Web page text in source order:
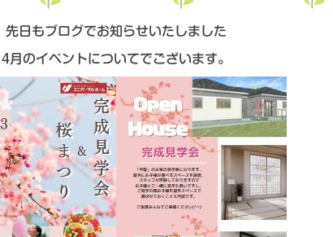
先日もブログでお知らせいたしました
4月のイベントについてでございます。